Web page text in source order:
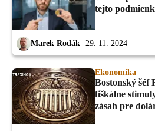
tejto
Marek Rodák 29. 11. 2024
Ekonomika
Bostonský šéf
fiškálne
zásah pre